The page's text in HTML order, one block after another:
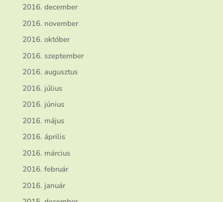
2016. december
2016. november
2016. október
2016. szeptember
2016. augusztus
2016. július
2016. június
2016. május
2016. április
2016. március
2016. február
2016. január